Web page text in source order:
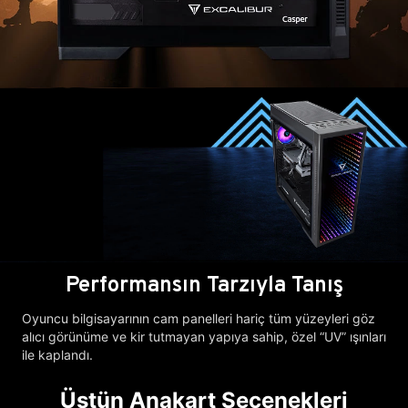
Performansın Tarzıyla Tanış
Oyuncu bilgisayarının cam panelleri hariç tüm yüzeyleri göz
alıcı görünüme ve kir tutmayan yapıya sahip, özel “UV” ışınları
ile kaplandı.
Üstün Anakart Seçenekleri